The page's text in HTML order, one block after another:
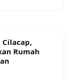
Cilacap,
Rumah